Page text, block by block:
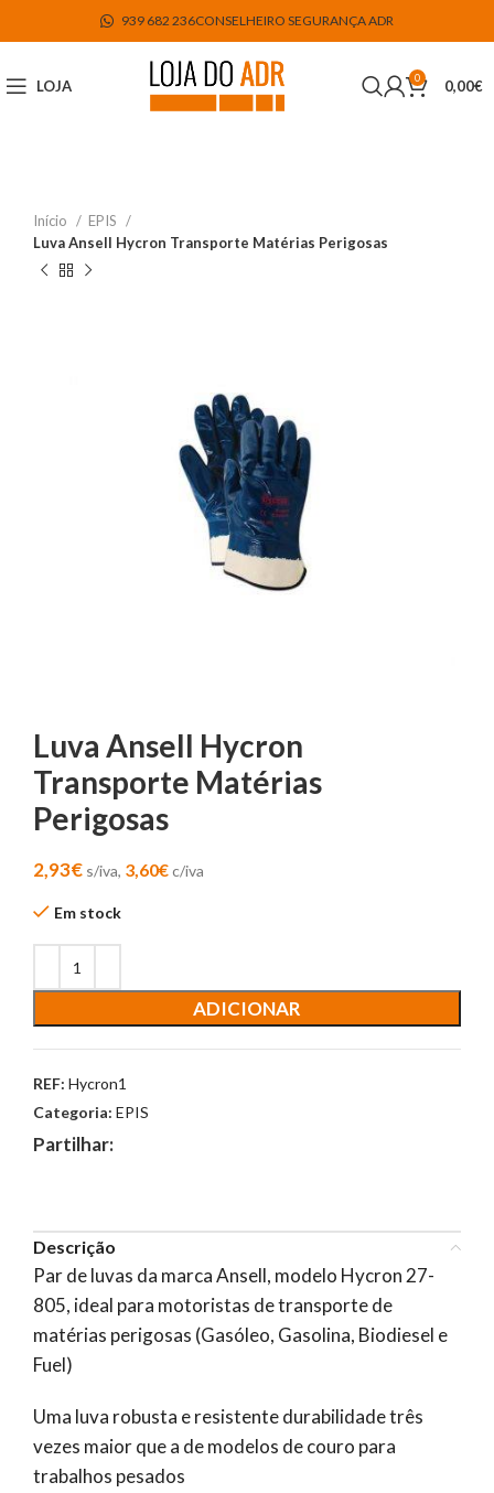
939 682 236CONSELHEIRO SEGURANÇA ADR
LOJA 0 0,00€
Início
EPIS
Luva Ansell Hycron Transporte Matérias Perigosas
Luva Ansell Hycron
Transporte Matérias
Perigosas
2,93€ s/iva, 3,60€c/iva
Em stock
ADICIONAR
REF: Hycron1
Categoria: EPIS
Partilhar:
Descrição
Par de luvas da marca Ansell, modelo Hycron 27-
805, ideal para motoristas de transporte de
matérias perigosas (Gasóleo, Gasolina, Biodiesel e
Fuel)
Uma luva robusta e resistente durabilidade três
vezes maior que a de modelos de couro para
trabalhos pesados